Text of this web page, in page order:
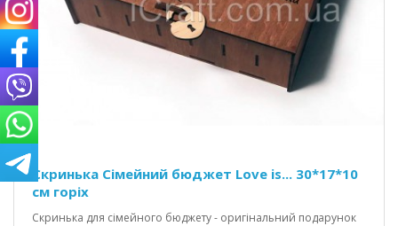
Скринька Сімейний бюджет Love is... 30*17*10
см горіх
Скринька для сімейного бюджету - оригінальний подарунок